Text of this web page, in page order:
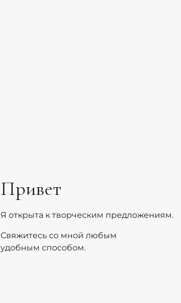
Привет
Я открыта к творческим предложениям.
Свяжитесь со мной любым
удобным способом.